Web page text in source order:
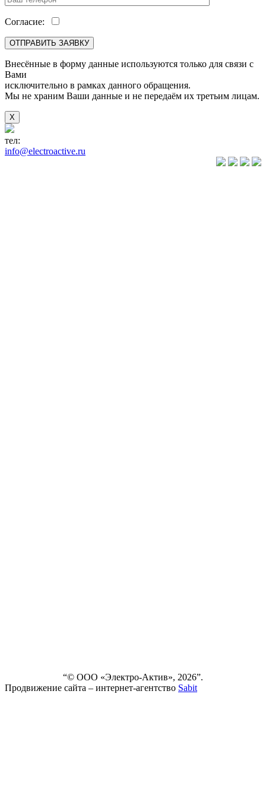
Согласие:
Внесённые в форму данные используются только для связи с
Вами
исключительно в рамках данного обращения.
Мы не храним Ваши данные и не передаём их третьим лицам.
X
тел:
info@electroactive.ru
“© ООО «Электро-Актив», 2026”.
Продвижение сайта – интернет-агентство Sabit